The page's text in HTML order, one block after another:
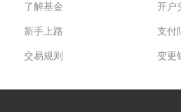
了解基金
新手上路
交易规则
开户
支付
变更